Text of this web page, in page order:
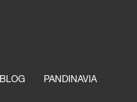
BLOG PANDINAVIA